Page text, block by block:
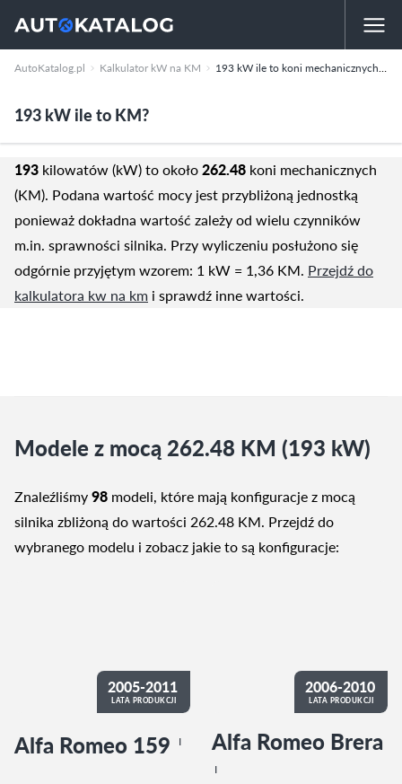
AutoKatalog.pl Kalkulator kW na KM 193 kW ile to koni mechanicznych (KM)
193 kW ile to KM?
193 kilowatów (kW) to około262.48 koni mechanicznych
(KM). Podana wartość mocy jest przybliżoną jednostką
ponieważ dokładna wartość zależy od wielu czynników
m.in. sprawności silnika. Przy wyliczeniu posłużono się
odgórnie przyjętym wzorem: 1 kW = 1,36 KM. Przejdź do
kalkulatora kw na km i sprawdź inne wartości.
Modele z mocą 262.48 KM (193 kW)
Znaleźliśmy98 modeli, które mają konfiguracje z mocą
silnika zbliżoną do wartości 262.48 KM. Przejdź do
wybranego modelu i zobacz jakie to są konfiguracje:
2005-2011
LATA PRODUKCJI
Alfa Romeo 159 I
2006-2010
LATA PRODUKCJI
Alfa Romeo Brera
I